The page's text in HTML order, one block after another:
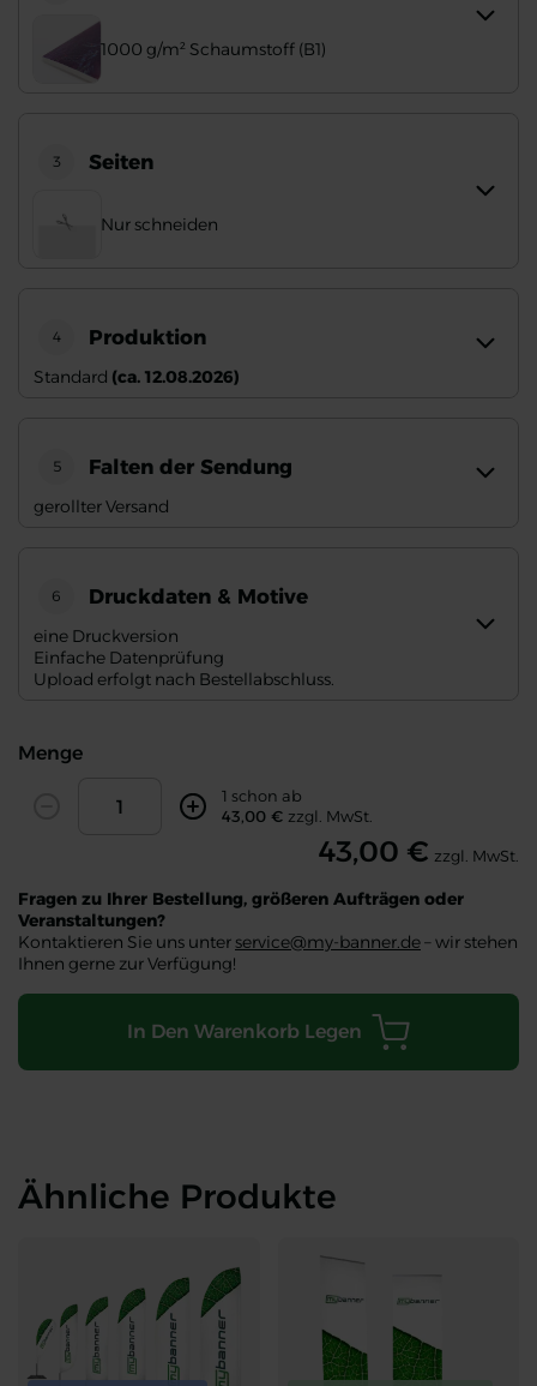
1000 g/m² Schaumstoff (B1)
3 Seiten
Nur schneiden
4 Produktion
Standard (ca. 12.08.2026)
5 Falten der Sendung
gerollter Versand
6 Druckdaten & Motive
eine Druckversion
Einfache Datenprüfung
Upload erfolgt nach Bestellabschluss.
Menge
Increase
1 schon ab
43,00 € zzgl. MwSt.
43,00 € zzgl. MwSt.
Fragen zu Ihrer Bestellung, größeren Aufträgen oder
Veranstaltungen?
Kontaktieren Sie uns unter service@my-banner.de– wir stehen
Ihnen gerne zur Verfügung!
In Den Warenkorb Legen
Ähnliche Produkte